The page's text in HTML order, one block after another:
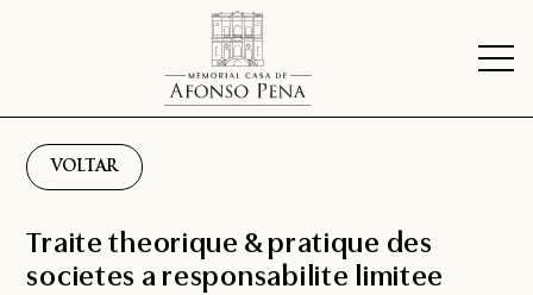
VOLTAR
Traite theorique & pratique des
societes a responsabilite limitee